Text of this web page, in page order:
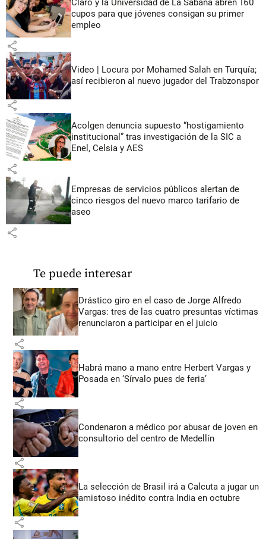
Claro y la Universidad de La Sabana abren 160
cupos para que jóvenes consigan su primer
empleo
share
Video | Locura por Mohamed Salah en Turquía;
así recibieron al nuevo jugador del Trabzonspor
share
Acolgen denuncia supuesto “hostigamiento
institucional” tras investigación de la SIC a
Enel, Celsia y AES
share
Empresas de servicios públicos alertan de
cinco riesgos del nuevo marco tarifario de
aseo
share
Te puede interesar
Drástico giro en el caso de Jorge Alfredo
Vargas: tres de las cuatro presuntas víctimas
renunciaron a participar en el juicio
share
Habrá mano a mano entre Herbert Vargas y
Posada en ‘Sírvalo pues de feria’
share
Condenaron a médico por abusar de joven en
consultorio del centro de Medellín
share
La selección de Brasil irá a Calcuta a jugar un
amistoso inédito contra India en octubre
share